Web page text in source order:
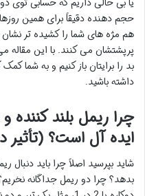
حجم دهنده دقیقاً برای همین
هم مژه های شما را کشیده تر
پرپشتشان می کنند. با این
بد را برایتان باز کنیم و به شما
داشته باشید.
چرا ریمل بلند
ایده آل است؟ (تأثیر
شاید بپرسید اصلاً چرا باید
بدهد؟ چرا دو ریمل جداگانه